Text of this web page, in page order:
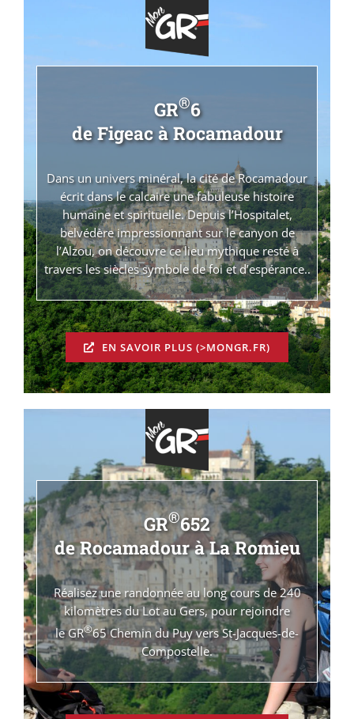
GR®6
de Figeac à Rocamadour
Dans un univers minéral, la cité de Rocamadour
écrit dans le calcaire une fabuleuse histoire
humaine et spirituelle. Depuis l’Hospitalet,
belvédère impressionnant sur le canyon de
l’Alzou, on découvre ce lieu mythique resté à
travers les siècles symbole de foi et d’espérance..
EN SAVOIR PLUS (>MONGR.FR)
GR®652
de Rocamadour à La Romieu
Réalisez une randonnée au long cours de 240
kilomètres du Lot au Gers, pour rejoindre
le GR®65 Chemin du Puy vers St-Jacques-de-
Compostelle.